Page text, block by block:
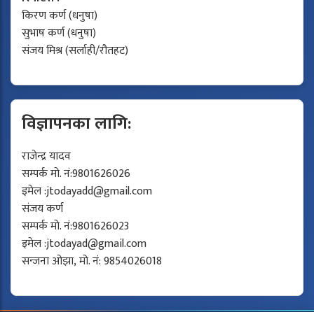
किरण कर्ण (धनुषा)
सुभाष कर्ण (धनुषा)
संजय मिश्र (सर्लाही/रौतहट)
विज्ञापनका लागि:
राजेन्द्र यादव
सम्पर्क मो. नं:9801626026
इमेल :jtodayadd@gmail.com
संजय कर्ण
सम्पर्क मो. नं:9801626023
इमेल :jtodayad@gmail.com
सन्जना ओझा, मो. नं: 9854026018